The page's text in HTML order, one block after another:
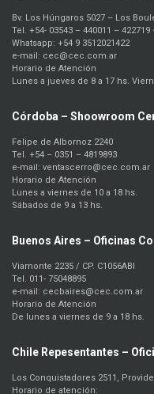
Bv. Los Húngaros 5027 – Los
Tel. +54- 03543 – 440011 – 422719
Whatsapp: +54 9 3512021422
e-mail: cec@cec.com.ar
Horario de Atención
Lunes a jueves de 8 a 17 hs.
Córdoba – Shoowroom
Felipe de Albornoz 2240
Tel. +54 – 0351 – 4819893
e-mail: ventascerro@cec.com.ar
Horario de Atención
Lunes a viernes de 10 a 18 hs.
Sábados de 9 a 13 hs.
Buenos Aires – Oficinas
Viamonte 2235 / CP. C1056ABI
Tel. 011- 75048895
e-mail: cecbaires@cec.com.ar
Horario de Atención
De lunes a viernes de 9 a 18 hs.
Chile Repesentantes –
Los Conquistadores 2511,
Horario de atención: